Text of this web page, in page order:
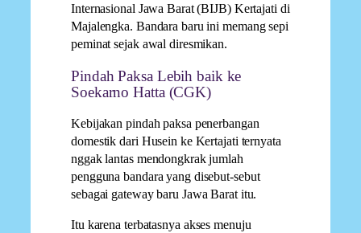
Internasional Jawa Barat (BIJB) Kertajati di
Majalengka. Bandara baru ini memang sepi
peminat sejak awal diresmikan.
Pindah Paksa Lebih baik ke
Soekarno Hatta (CGK)
Kebijakan pindah paksa penerbangan
domestik dari Husein ke Kertajati ternyata
nggak lantas mendongkrak jumlah
pengguna bandara yang disebut-sebut
sebagai gateway baru Jawa Barat itu.
Itu karena terbatasnya akses menuju